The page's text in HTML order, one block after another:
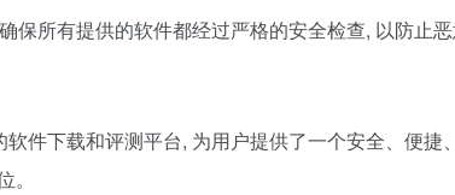
保所有提供的软件都经过严格的安全检查, 以防止
件下载和评测平台, 为用户提供了一个安全、便